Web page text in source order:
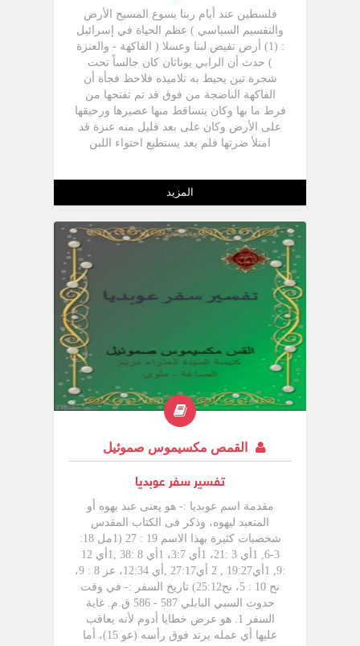
فلسطين عند أيام ربنا يسوع المسيح الأرض
والتقسيم السياسي ) عظم الحياة في إسرائيل
: (1) أرض تفيض لبنا وعسلا ( الفاكهة - والعنزة
) حدث أن الرابي يوناثان كان جالساً تحت
شجرة تين يحيط به تلاميذه فلاحظ فجأة أن
الفاكهة الناضجة من فوق قد تم تفتحها من
فرط ما بها وكان يتساقط منها عصيرها ورحيقها
على الأرض وكان على بعد قليل منه عنزة قد
امتلأ ضرتها فلم يعد يستطيع احتواء اللبن
لبنا وعسلاً ." (ب) إسرائيل بها كل أنواع
المحاصيل وكل أنماط المناخ وكل أنواع
الأسماك والطيور قال الرابي مائير :- إن أرض
إسرائيل لا ينقصها أي محصول كما هو مكتوب "
فلسطين كل أنماط المناخ وكل أنواع محاصيله
:- فالمناخ البارد يمثله جبل حرمون وثلوجه
والمناخ الرطب يمثله لبنان والمناخ المدارى
يمثله وادي الأردن والبحر الميت والمناخ الدافئ
المزيد
القمص مكسيموس صموئيل
تفسير سفر عوبديا
مقدمة اسم عوبديا :- هو يعنى عبد يهوه أو
المتعبد ليهوه، وذكر فى الكتاب المقدس
شخصيات كثيرة بهذا الاسم 19 : 27 (1مل 18:
3-6, 1أي 3 :21، 1أي 3:7، 1أي 8 :38 ,1أي 12
:9, 1أي19:27 , 2 أي27:17 ,أي 12:34، عز 8 : 9،
نح 10 : 5، نح25:12) تاريخ السفر :- في وقت
حدوث السبي البابلي 587 - 586 ق.م. غاية
السفر 1. هو عرض خطايا أدوم لأنه يعاقب
عليها أي عمله يرتد فوق رأسه (عو 15)، أما